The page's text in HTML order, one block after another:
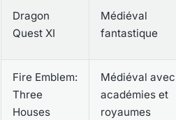
Dragon
Quest XI
Médiéval
fantastique
Fire Emblem:
Three
Houses
Médiéval avec
académies et
royaumes